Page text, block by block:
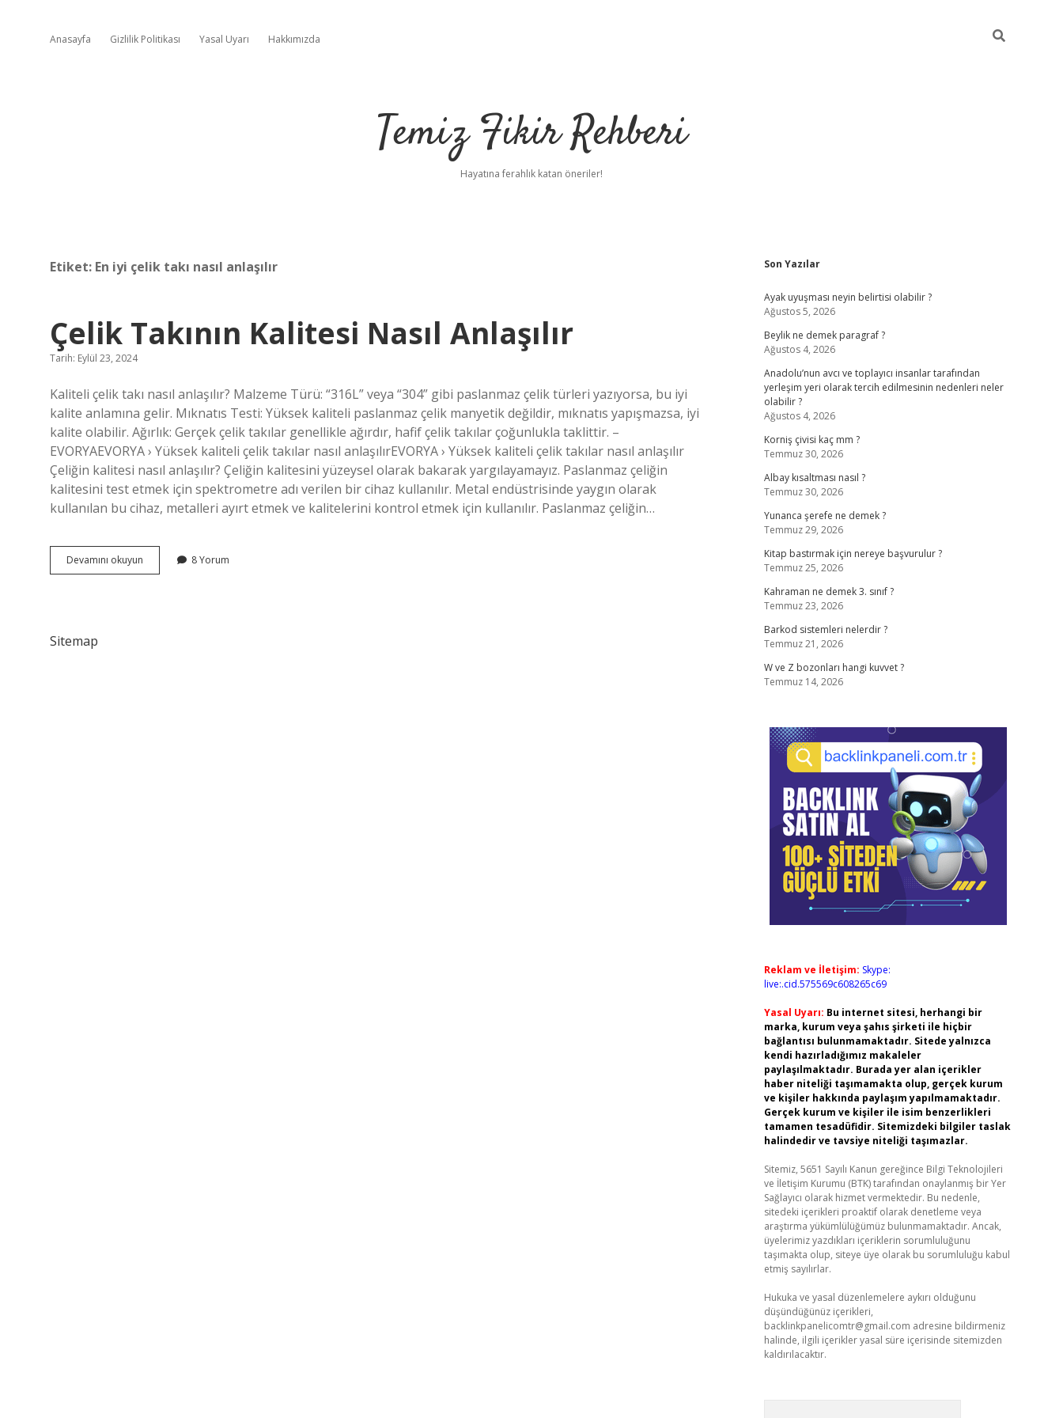
Anasayfa Gizlilik Politikası Yasal Uyarı Hakkımızda
Temiz Fikir Rehberi
Hayatına ferahlık katan öneriler!
Etiket: En iyi çelik takı nasıl anlaşılır
Çelik Takının Kalitesi Nasıl Anlaşılır
Tarih: Eylül 23, 2024
Kaliteli çelik takı nasıl anlaşılır? Malzeme Türü: “316L” veya “304” gibi paslanmaz çelik türleri yazıyorsa, bu iyi
kalite anlamına gelir. Mıknatıs Testi: Yüksek kaliteli paslanmaz çelik manyetik değildir, mıknatıs yapışmazsa, iyi
kalite olabilir. Ağırlık: Gerçek çelik takılar genellikle ağırdır, hafif çelik takılar çoğunlukla taklittir. –
EVORYAEVORYA › Yüksek kaliteli çelik takılar nasıl anlaşılırEVORYA › Yüksek kaliteli çelik takılar nasıl anlaşılır
Çeliğin kalitesi nasıl anlaşılır? Çeliğin kalitesini yüzeysel olarak bakarak yargılayamayız. Paslanmaz çeliğin
kalitesini test etmek için spektrometre adı verilen bir cihaz kullanılır. Metal endüstrisinde yaygın olarak
kullanılan bu cihaz, metalleri ayırt etmek ve kalitelerini kontrol etmek için kullanılır. Paslanmaz çeliğin…
Devamını okuyun
Takının
8 Yorum
Sitemap
Sidebar
Son Yazılar
Ayak uyuşması neyin belirtisi olabilir ?
Ağustos 5, 2026
Beylik ne demek paragraf ?
Ağustos 4, 2026
Anadolu’nun avcı ve toplayıcı insanlar tarafından
yerleşim yeri olarak tercih edilmesinin nedenleri neler
olabilir ?
Ağustos 4, 2026
Korniş çivisi kaç mm ?
Temmuz 30, 2026
Albay kısaltması nasıl ?
Temmuz 30, 2026
Yunanca şerefe ne demek ?
Temmuz 29, 2026
Kitap bastırmak için nereye başvurulur ?
Temmuz 25, 2026
Kahraman ne demek 3. sınıf ?
Temmuz 23, 2026
Barkod sistemleri nelerdir ?
Temmuz 21, 2026
W ve Z bozonları hangi kuvvet ?
Temmuz 14, 2026
Reklam ve İletişim: Skype:
live:.cid.575569c608265c69
Yasal Uyarı: Bu internet sitesi, herhangi bir
marka, kurum veya şahıs şirketi ile hiçbir
bağlantısı bulunmamaktadır. Sitede yalnızca
kendi hazırladığımız makaleler
paylaşılmaktadır. Burada yer alan içerikler
haber niteliği taşımamakta olup, gerçek kurum
ve kişiler hakkında paylaşım yapılmamaktadır.
Gerçek kurum ve kişiler ile isim benzerlikleri
tamamen tesadüfidir. Sitemizdeki bilgiler taslak
halindedir ve tavsiye niteliği taşımazlar.
Sitemiz, 5651 Sayılı Kanun gereğince Bilgi Teknolojileri
ve İletişim Kurumu (BTK) tarafından onaylanmış bir Yer
Sağlayıcı olarak hizmet vermektedir. Bu nedenle,
sitedeki içerikleri proaktif olarak denetleme veya
araştırma yükümlülüğümüz bulunmamaktadır. Ancak,
üyelerimiz yazdıkları içeriklerin sorumluluğunu
taşımakta olup, siteye üye olarak bu sorumluluğu kabul
etmiş sayılırlar.
Hukuka ve yasal düzenlemelere aykırı olduğunu
düşündüğünüz içerikleri,
backlinkpanelicomtr@gmail.com adresine bildirmeniz
halinde, ilgili içerikler yasal süre içerisinde sitemizden
kaldırılacaktır.